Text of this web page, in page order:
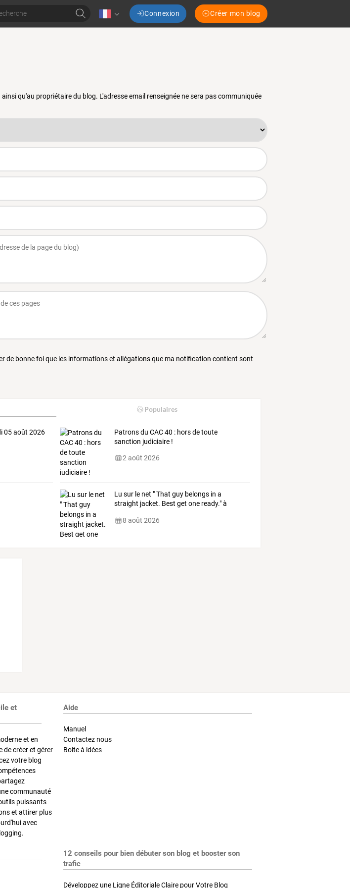
Connexion Créer mon blog
qu'au propriétaire du blog. L'adresse email renseignée ne sera pas communiquée
de bonne foi que les informations et allégations que ma notification contient sont
Populaires
05 août 2026
Patrons du CAC 40 : hors de toute
sanction judiciaire !
2 août 2026
Lu sur le net "That guy belongs in a
straight jacket. Best get one ready."à
8 août 2026
et
et en
créer et gérer
votre blog
communauté
puissants
et attirer plus
avec
Aide
Manuel
Contactez nous
Boite à idées
12 conseils pour bien débuter son blog et booster son
trafic
Développez une Ligne Éditoriale Claire pour Votre Blog